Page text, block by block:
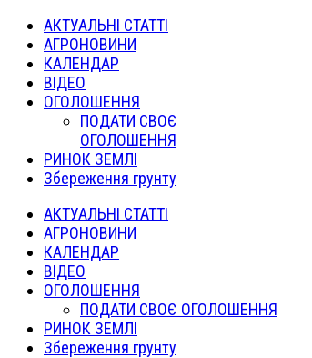
АКТУАЛЬНІ СТАТТІ
АГРОНОВИНИ
КАЛЕНДАР
ВІДЕО
ОГОЛОШЕННЯ
ПОДАТИ СВОЄ
ОГОЛОШЕННЯ
РИНОК ЗЕМЛІ
Збереження грунту
АКТУАЛЬНІ СТАТТІ
АГРОНОВИНИ
КАЛЕНДАР
ВІДЕО
ОГОЛОШЕННЯ
ПОДАТИ СВОЄ ОГОЛОШЕННЯ
РИНОК ЗЕМЛІ
Збереження грунту